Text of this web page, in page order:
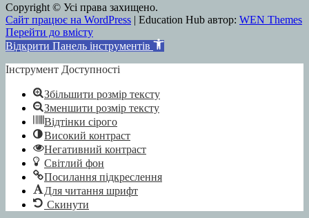
Copyright © Усі права захищено.
Сайт працює на WordPress | Education Hub автор: WEN Themes
Перейти до вмісту
Відкрити Панель інструментів
Інструмент Доступності
Збільшити розмір тексту
Зменшити розмір тексту
Відтінки сірого
Високий контраст
Негативний контраст
Світлий фон
Посилання підкреслення
Для читання шрифт
Скинути